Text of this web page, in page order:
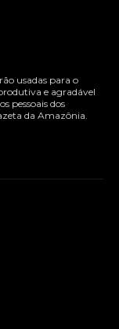
usadas para o
e agradável
pessoais dos
da Amazônia.